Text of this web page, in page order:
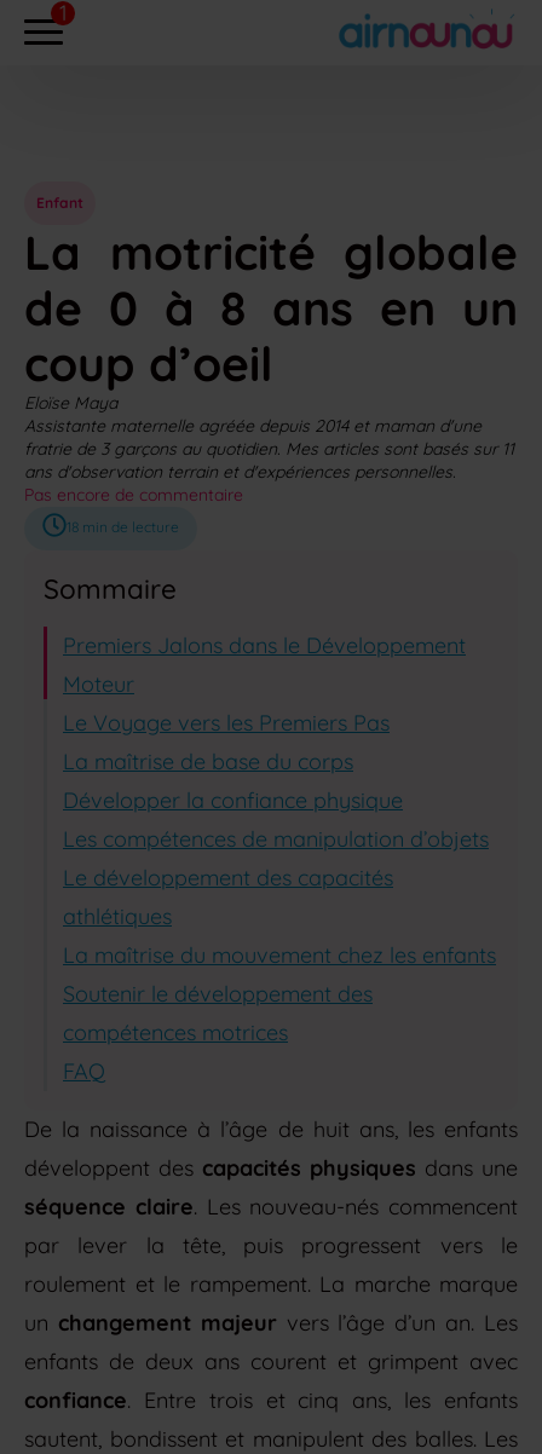
Enfant
La motricité globale
de 0 à 8 ans en un
coup d’oeil
Eloïse Maya
Assistante maternelle agréée depuis 2014 et maman d'une
fratrie de 3 garçons au quotidien. Mes articles sont basés sur 11
ans d'observation terrain et d'expériences personnelles.
Pas encore de commentaire
18 min de lecture
Sommaire
Premiers Jalons dans le Développement
Moteur
Le Voyage vers les Premiers Pas
La maîtrise de base du corps
Développer la confiance physique
Les compétences de manipulation d’objets
Le développement des capacités
athlétiques
La maîtrise du mouvement chez les enfants
Soutenir le développement des
compétences motrices
FAQ
De la naissance à l’âge de huit ans, les enfants
développent des capacités physiques dans une
séquence claire. Les nouveau-nés commencent
par lever la tête, puis progressent vers le
roulement et le rampement. La marche marque
un changement majeurvers l’âge d’un an. Les
enfants de deux ans courent et grimpent avec
confiance. Entre trois et cinq ans, les enfants
sautent, bondissent et manipulent des balles. Les